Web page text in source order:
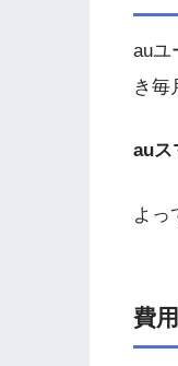
auユ
き毎
auス
よっ
費